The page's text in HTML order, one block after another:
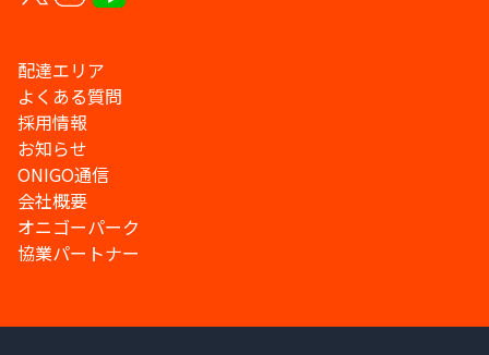
配達エリア
よくある質問
採用情報
お知らせ
ONIGO通信
会社概要
オニゴーパーク
協業パートナー